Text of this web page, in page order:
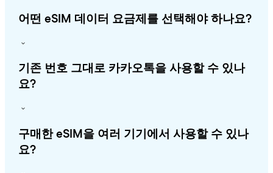
어떤 eSIM 데이터 요금제를 선택해야 하나요?
기존 번호 그대로 카카오톡을 사용할 수 있나
요?
구매한 eSIM을 여러 기기에서 사용할 수 있나
요?